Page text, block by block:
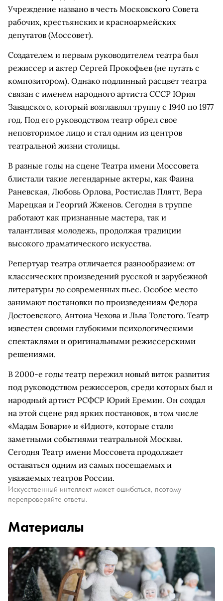
Учреждение названо в честь Московского Совета
рабочих, крестьянских и красноармейских
депутатов (Моссовет).
Создателем и первым руководителем театра был
режиссер и актер Сергей Прокофьев (не путать с
композитором). Однако подлинный расцвет театра
связан с именем народного артиста СССР Юрия
Завадского, который возглавлял труппу с 1940 по 1977
год. Под его руководством театр обрел свое
неповторимое лицо и стал одним из центров
театральной жизни столицы.
В разные годы на сцене Театра имени Моссовета
блистали такие легендарные актеры, как Фаина
Раневская, Любовь Орлова, Ростислав Плятт, Вера
Марецкая и Георгий Жженов. Сегодня в труппе
работают как признанные мастера, так и
талантливая молодежь, продолжая традиции
высокого драматического искусства.
Репертуар театра отличается разнообразием: от
классических произведений русской и зарубежной
литературы до современных пьес. Особое место
занимают постановки по произведениям Федора
Достоевского, Антона Чехова и Льва Толстого. Театр
известен своими глубокими психологическими
спектаклями и оригинальными режиссерскими
решениями.
В 2000-е годы театр пережил новый виток развития
под руководством режиссеров, среди которых был и
народный артист РСФСР Юрий Еремин. Он создал
на этой сцене ряд ярких постановок, в том числе
«Мадам Бовари» и «Идиот», которые стали
заметными событиями театральной Москвы.
Сегодня Театр имени Моссовета продолжает
оставаться одним из самых посещаемых и
уважаемых театров России.
Искусственный интеллект может ошибаться, поэтому
перепроверяйте ответы.
Материалы